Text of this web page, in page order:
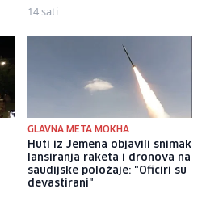
14 sati
GLAVNA META MOKHA
Huti iz Jemena objavili snimak
lansiranja raketa i dronova na
saudijske položaje: "Oficiri su
devastirani"